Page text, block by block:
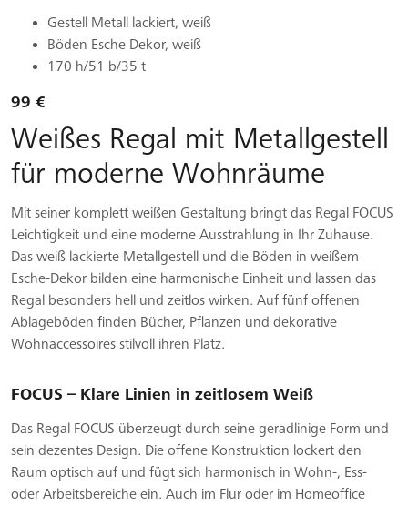
Gestell Metall lackiert, weiß
Böden Esche Dekor, weiß
170 h/51 b/35 t
99 €
Weißes Regal mit Metallgestell
für moderne Wohnräume
Mit seiner komplett weißen Gestaltung bringt das Regal FOCUS
Leichtigkeit und eine moderne Ausstrahlung in Ihr Zuhause.
Das weiß lackierte Metallgestell und die Böden in weißem
Esche-Dekor bilden eine harmonische Einheit und lassen das
Regal besonders hell und zeitlos wirken. Auf fünf offenen
Ablageböden finden Bücher, Pflanzen und dekorative
Wohnaccessoires stilvoll ihren Platz.
FOCUS – Klare Linien in zeitlosem Weiß
Das Regal FOCUS überzeugt durch seine geradlinige Form und
sein dezentes Design. Die offene Konstruktion lockert den
Raum optisch auf und fügt sich harmonisch in Wohn-, Ess-
oder Arbeitsbereiche ein. Auch im Flur oder im Homeoffice